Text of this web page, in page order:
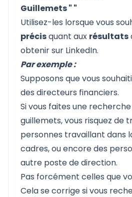
Guillemets " "
Utilisez-les lorsque vous
précisquant aux résultats
obtenir sur LinkedIn.
Par exemple :
Supposons que vous
des directeurs financiers.
Si vous faites une
guillemets, vous risquez de
personnes travaillant dans
cadres, ou encore des
autre poste de direction.
Pas forcément celles que
Cela se corrige si vous